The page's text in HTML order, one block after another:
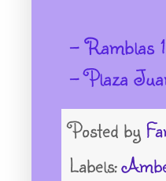
- Ramblas
- Plaza
Posted by
Labels: